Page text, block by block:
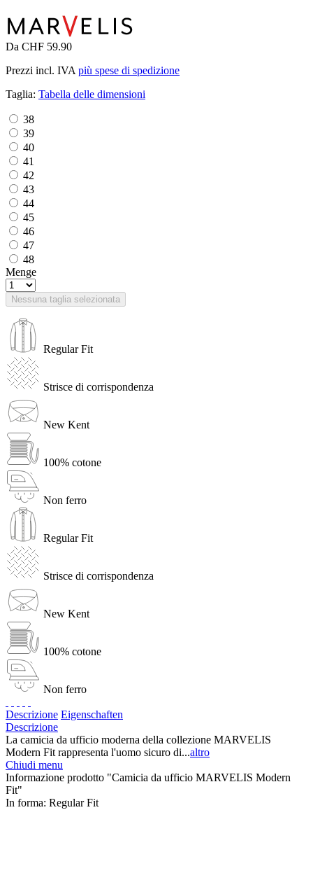
Da CHF 59.90
Prezzi incl. IVA più spese di spedizione
Taglia: Tabella delle dimensioni
38
39
40
41
42
43
44
45
46
47
48
Menge
Nessuna taglia selezionata
Regular Fit
Strisce di corrispondenza
New Kent
100% cotone
Non ferro
Regular Fit
Strisce di corrispondenza
New Kent
100% cotone
Non ferro
Descrizione Eigenschaften
Descrizione
La camicia da ufficio moderna della collezione MARVELIS
Modern Fit rappresenta l'uomo sicuro di...altro
Chiudi menu
Informazione prodotto "Camicia da ufficio MARVELIS Modern
Fit"
In forma: Regular Fit